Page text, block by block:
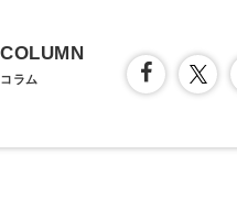
COLUMN
コラム